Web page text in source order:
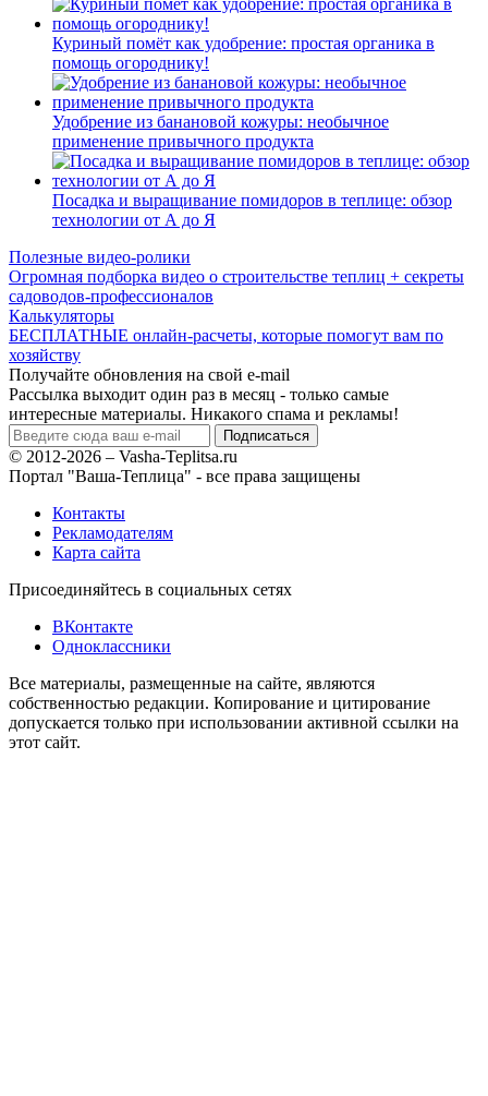
Куриный помёт как удобрение: простая органика в
помощь огороднику!
Удобрение из банановой кожуры: необычное
применение привычного продукта
Посадка и выращивание помидоров в теплице: обзор
технологии от А до Я
Полезные видео-ролики
Огромная подборка видео о строительстве теплиц + секреты
садоводов-профессионалов
Калькуляторы
БЕСПЛАТНЫЕ онлайн-расчеты, которые помогут вам по
хозяйству
Получайте обновления на свой e-mail
Рассылка выходит один раз в месяц - только самые
интересные материалы. Никакого спама и рекламы!
© 2012-2026 – Vasha-Teplitsa.ru
Портал "Ваша-Теплица" - все права защищены
Контакты
Рекламодателям
Карта сайта
Присоединяйтесь в социальных сетях
ВКонтакте
Одноклассники
Все материалы, размещенные на сайте, являются
собственностью редакции. Копирование и цитирование
допускается только при использовании активной ссылки на
этот сайт.